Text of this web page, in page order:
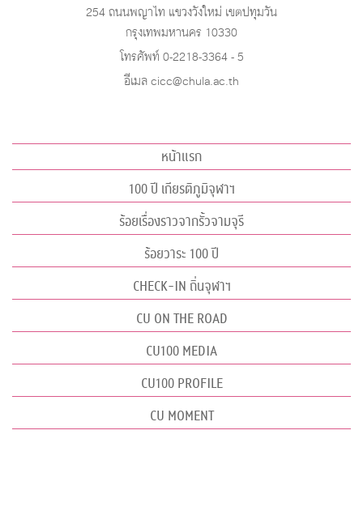
254 ถนนพญาไท แขวงวังใหม่ เขตปทุมวัน
กรุงเทพมหานคร 10330
โทรศัพท์ 0-2218-3364 - 5
อีเมล cicc@chula.ac.th
หน้าแรก
100 ปี เกียรติภูมิจุฬาฯ
ร้อยเรื่องราวจากรั้วจามจุรี
ร้อยวาระ 100 ปี
CHECK-IN ถิ่นจุฬาฯ
CU ON THE ROAD
CU100 MEDIA
CU100 PROFILE
CU MOMENT